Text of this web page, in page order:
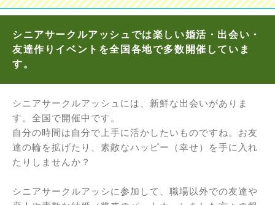
シニアサークルアッシュでは楽しい婚活・出会い・
友達作りイベントを全国各地で多数開催していま
す。
シニアサークルアッシュには、新鮮な出会いがありま
す。全国で開催中です。
自分の時間は自分で上手に活かしたいものですね。お友
達の輪を拡げたり、素敵なハッピー（幸せ）を手に入れ
たりしませんか？
シニアサークルアッシに参加して、職場以外での友達や